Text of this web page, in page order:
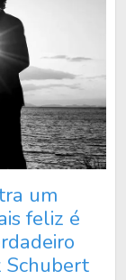
um
feliz é
Schubert